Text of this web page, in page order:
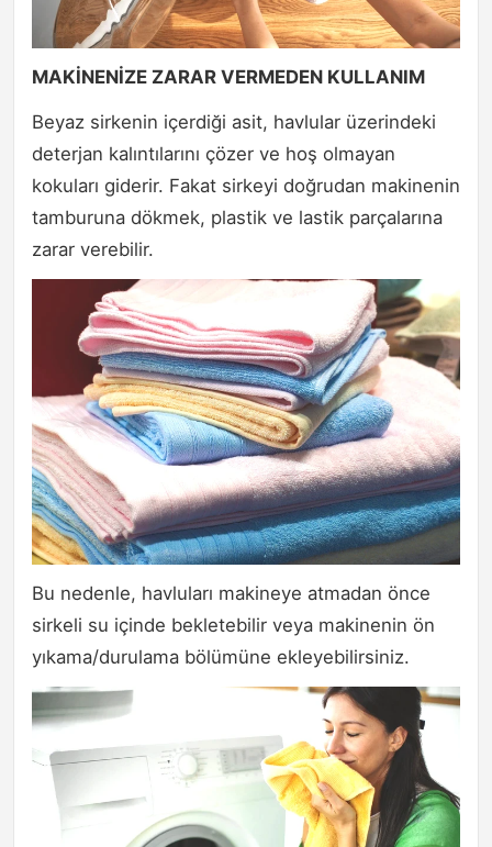
MAKİNENİZE ZARAR VERMEDEN KULLANIM
Beyaz sirkenin içerdiği asit, havlular üzerindeki
deterjan kalıntılarını çözer ve hoş olmayan
kokuları giderir. Fakat sirkeyi doğrudan makinenin
tamburuna dökmek, plastik ve lastik parçalarına
zarar verebilir.
Bu nedenle, havluları makineye atmadan önce
sirkeli su içinde bekletebilir veya makinenin ön
yıkama/durulama bölümüne ekleyebilirsiniz.